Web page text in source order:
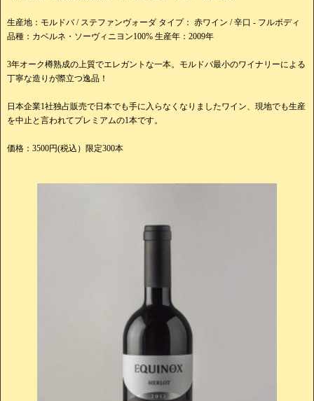
生産地：モルドバ / ステファンヴォーダ タイプ： 赤ワイン / 辛口 - フルボディ
品種：カベルネ・ソーヴィニヨン100% 生産年：2009年
3年オーク樽熟成の上質でエレガントな一本。モルドバ最小のワイナリーによる
丁寧な造りが際立つ逸品！
日本企業1社独占販売で日本でも手に入らなくなりましたワイン、現地でも生産
を中止と言われてプレミアムの1本です。
価格：3500円(税込）限定300本